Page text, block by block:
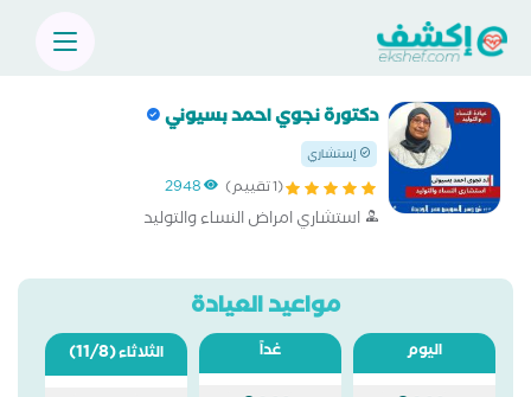
دكتورة نجوي احمد بسيوني
إستشاري
(1 تقييم) 2948
استشاري امراض النساء والتوليد
مواعيد العيادة
اليوم غداً الثلاثاء(11/8)